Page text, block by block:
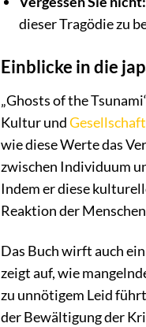
dieser Tragödie zu
Einblicke in die
„Ghosts of the
Kultur undGesellschaft
wie diese Werte das
zwischen Individuum
Indem er diese
Reaktion der
Das Buch wirft auch
zeigt auf, wie
zu unnötigem Leid
der Bewältigung der